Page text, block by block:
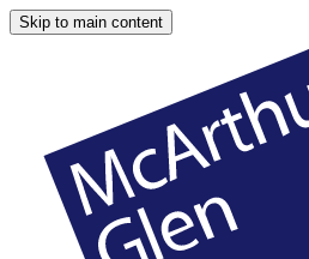
Skip to main content